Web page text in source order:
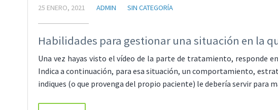
25 ENERO, 2021 ADMIN SIN CATEGORÍA
Habilidades para gestionar una situación en la
Una vez hayas visto el vídeo de la parte de tratamiento, responde
Indica a continuación, para esa situación, un comportamiento,
indiques (o que provenga del propio paciente) le debería servir para